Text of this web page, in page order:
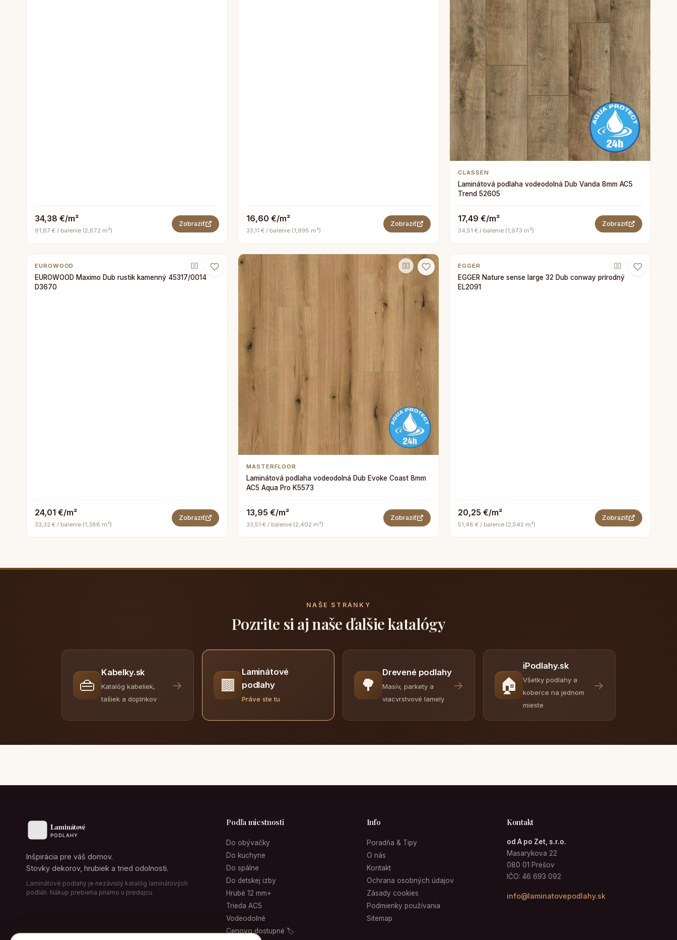
34,38 €/m²
91,87 € / balenie (2,672 m²)
Zobraziť 16,60 €/m²
33,11 € / balenie (1,995 m²)
Zobraziť
CLASSEN
Laminátová podlaha vodeodolná Dub Vanda 8mm AC5
Trend 52605
17,49 €/m²
34,51 € / balenie (1,973 m²)
Zobraziť
EUROWOOD
EUROWOOD Maximo Dub rustik kamenný 45317/0014
D3670
24,01 €/m²
33,32 € / balenie (1,388 m²)
Zobraziť
MASTERFLOOR
Laminátová podlaha vodeodolná Dub Evoke Coast 8mm
AC5 Aqua Pro K5573
13,95 €/m²
33,51 € / balenie (2,402 m²)
Zobraziť
EGGER
EGGER Nature sense large 32 Dub conway prírodný
EL2091
20,25 €/m²
51,48 € / balenie (2,542 m²)
Zobraziť
NAŠE STRÁNKY
Pozrite si aj naše ďalšie katalógy
👜
Kabelky.sk
Katalóg kabeliek,
tašiek a doplnkov
→ 🟫
Laminátové
podlahy
Práve ste tu
🌳
Drevené podlahy
Masív, parkety a
viacvrstvové lamely
→ 🏠
iPodlahy.sk
Všetky podlahy a
koberce na jednom
mieste
→
Inšpirácia pre váš domov.
Stovky dekorov, hrubiek a tried odolnosti.
Laminátové podlahy je nezávislý katalóg laminátových
podláh. Nákup prebieha priamo u predajcu.
Podľa miestnosti
Do obývačky
Do kuchyne
Do spálne
Do detskej izby
Hrubé 12 mm+
Trieda AC5
Vodeodolné
Cenovo dostupné 🏷
Info
Poradňa & Tipy
O nás
Kontakt
Ochrana osobných údajov
Zásady cookies
Podmienky používania
Sitemap
Kontakt
od A po Zet, s.r.o.
Masarykova 22
080 01 Prešov
IČO: 46 693 092
info@laminatovepodlahy.sk